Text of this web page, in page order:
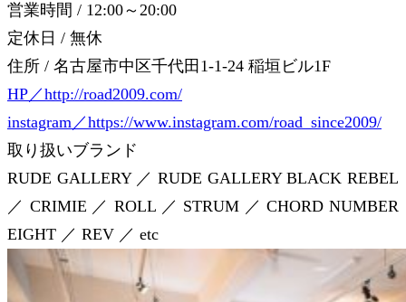
営業時間 / 12:00～20:00
定休日 / 無休
住所 / 名古屋市中区千代田1-1-24 稲垣ビル1F
HP／http://road2009.com/
instagram／https://www.instagram.com/road_since2009/
取り扱いブランド
RUDE GALLERY ／ RUDE GALLERY BLACK REBEL
／ CRIMIE ／ ROLL ／ STRUM ／ CHORD NUMBER
EIGHT ／ REV ／ etc